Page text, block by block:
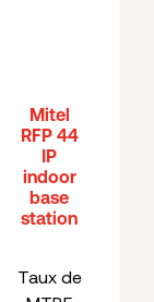
Mitel
RFP 44
IP
indoor
base
station
Taux de